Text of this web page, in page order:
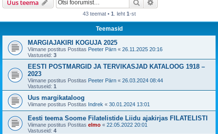
Uus teema Otsi
43 teemat • 1 . leht 1-st
Teemasid
MARGIAJAKIRI KOGUJA 2025
Viimane postitus Postitas Peeter Pärn « 26.11.2025 20:16
Vastuseid: 3
EESTI POSTMARGID JA TERVIKASJAD KATALOOG 1918 –
2023
Viimane postitus Postitas Peeter Pärn « 26.03.2024 08:44
Vastuseid: 1
Uus margikataloog
Viimane postitus Postitas Indrek « 30.01.2024 13:01
Eesti teema Soome Filatelistide Liidu ajakirjas FILATELISTI
Viimane postitus Postitas elmo « 22.05.2022 20:01
Vastuseid: 4